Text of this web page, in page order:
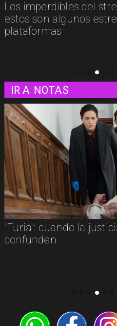
Los imperdibles del
estos son algunos
plataformas
IR A NOTAS
"Furia": cuando la
confunden